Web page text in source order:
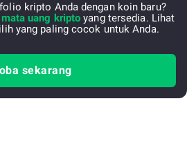
kripto Anda dengan koin baru?
uang kripto yang tersedia. Lihat
yang paling cocok untuk Anda.
sekarang